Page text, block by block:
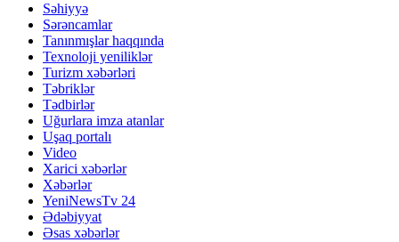
Səhiyyə
Sərəncamlar
Tanınmışlar haqqında
Texnoloji yeniliklər
Turizm xəbərləri
Təbriklər
Tədbirlər
Uğurlara imza atanlar
Uşaq portalı
Video
Xarici xəbərlər
Xəbərlər
YeniNewsTv 24
Ədəbiyyat
Əsas xəbərlər